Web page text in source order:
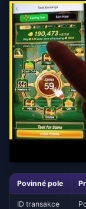
Povinné pole
ID transakce